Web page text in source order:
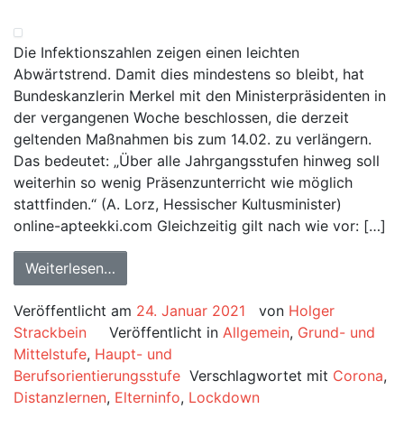
Die Infektionszahlen zeigen einen leichten
Abwärtstrend. Damit dies mindestens so bleibt, hat
Bundeskanzlerin Merkel mit den Ministerpräsidenten in
der vergangenen Woche beschlossen, die derzeit
geltenden Maßnahmen bis zum 14.02. zu verlängern.
Das bedeutet: „Über alle Jahrgangsstufen hinweg soll
weiterhin so wenig Präsenzunterricht wie möglich
stattfinden.“ (A. Lorz, Hessischer Kultusminister)
online-apteekki.com Gleichzeitig gilt nach wie vor: […]
Weiterlesen…
Veröffentlicht am 24. Januar 2021 von Holger
Strackbein
Veröffentlicht in Allgemein, Grund- und
Mittelstufe, Haupt- und
Berufsorientierungsstufe Verschlagwortet mit Corona,
Distanzlernen, Elterninfo, Lockdown